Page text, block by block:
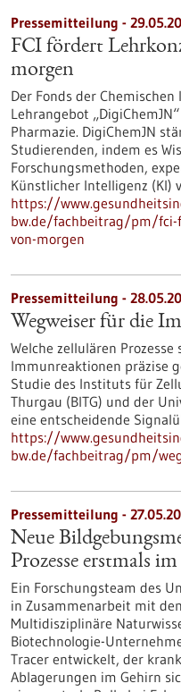
Pressemitteilung -
FCI fördert
morgen
Der Fonds der
Lehrangebot
Pharmazie. DigiChemJN
Studierenden, indem es
Forschungsmethoden,
Künstlicher Intelligenz (KI)
https://
bw.de/fachbeitrag/pm/fci-
von-morgen
Pressemitteilung -
Wegweiser für die
Welche zellulären
Immunreaktionen präzise
Studie des Instituts für
Thurgau (BITG) und der
eine entscheidende
https://
bw.de/fachbeitrag/pm/
Pressemitteilung -
Neue
Prozesse erstmals
Ein Forschungsteam des
in Zusammenarbeit mit
Multidisziplinäre
Biotechnologie-
Tracer entwickelt, der
Ablagerungen im Gehirn